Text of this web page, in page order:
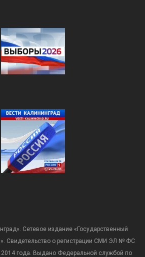
Сетевое издание «Государственный
Свидетельство о регистрации СМИ ЭЛ № ФС
2014 года. Выдано Федеральной службой по